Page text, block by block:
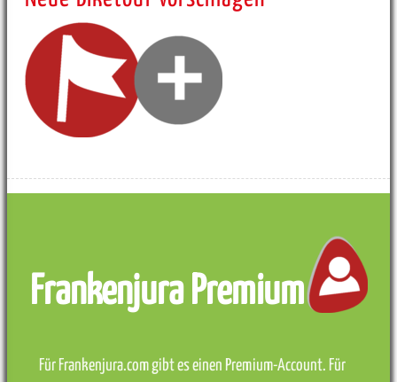
Frankenjura Premium
Für Frankenjura.com gibt es einen Premium-Account. Für